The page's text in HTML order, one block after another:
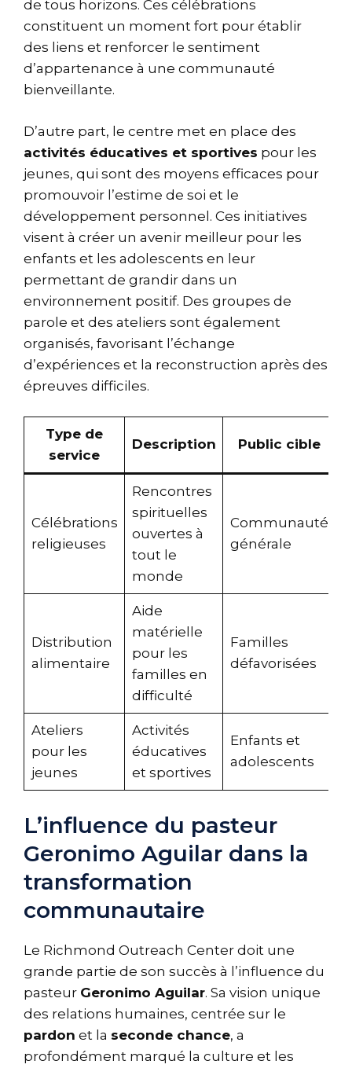
de tous horizons. Ces célébrations
constituent un moment fort pour établir
des liens et renforcer le sentiment
d’appartenance à une communauté
bienveillante.
D’autre part, le centre met en place des
activités éducatives et sportives pour les
jeunes, qui sont des moyens efficaces pour
promouvoir l’estime de soi et le
développement personnel. Ces initiatives
visent à créer un avenir meilleur pour les
enfants et les adolescents en leur
permettant de grandir dans un
environnement positif. Des groupes de
parole et des ateliers sont également
organisés, favorisant l’échange
d’expériences et la reconstruction après des
épreuves difficiles.
Type de
service
Description Public cible
Célébrations
religieuses
Rencontres
spirituelles
ouvertes à
tout le
monde
Communauté
générale
Distribution
alimentaire
Aide
matérielle
pour les
familles en
difficulté
Familles
défavorisées
Ateliers
pour les
jeunes
Activités
éducatives
et sportives
Enfants et
adolescents
L’influence du pasteur
Geronimo Aguilar dans la
transformation
communautaire
Le Richmond Outreach Center doit une
grande partie de son succès à l’influence du
pasteur Geronimo Aguilar. Sa vision unique
des relations humaines, centrée sur le
pardon et la seconde chance, a
profondément marqué la culture et les